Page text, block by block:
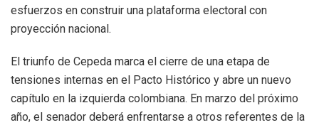
esfuerzos en construir una plataforma electoral con
proyección nacional.
El triunfo de Cepeda marca el cierre de una etapa de
tensiones internas en el Pacto Histórico y abre un nuevo
capítulo en la izquierda colombiana. En marzo del próximo
año, el senador deberá enfrentarse a otros referentes de la